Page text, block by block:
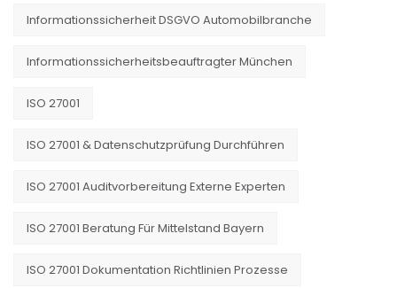
Informationssicherheit DSGVO Automobilbranche
Informationssicherheitsbeauftragter München
ISO 27001
ISO 27001 & Datenschutzprüfung Durchführen
ISO 27001 Auditvorbereitung Externe Experten
ISO 27001 Beratung Für Mittelstand Bayern
ISO 27001 Dokumentation Richtlinien Prozesse